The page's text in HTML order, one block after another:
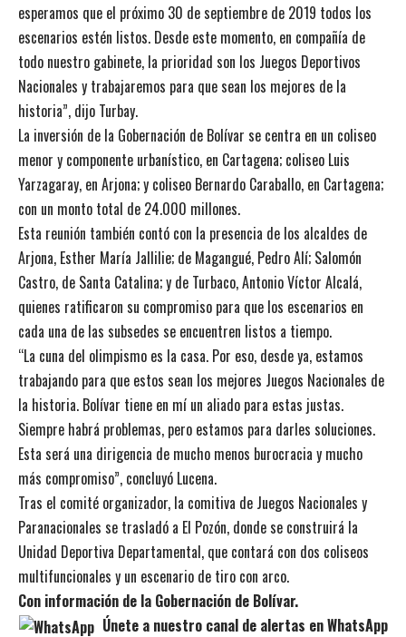
esperamos que el próximo 30 de septiembre de 2019 todos los
escenarios estén listos. Desde este momento, en compañía de
todo nuestro gabinete, la prioridad son los Juegos Deportivos
Nacionales y trabajaremos para que sean los mejores de la
historia”, dijo Turbay.
La inversión de la Gobernación de Bolívar se centra en un coliseo
menor y componente urbanístico, en Cartagena; coliseo Luis
Yarzagaray, en Arjona; y coliseo Bernardo Caraballo, en Cartagena;
con un monto total de 24.000 millones.
Esta reunión también contó con la presencia de los alcaldes de
Arjona, Esther María Jallilie; de Magangué, Pedro Alí; Salomón
Castro, de Santa Catalina; y de Turbaco, Antonio Víctor Alcalá,
quienes ratificaron su compromiso para que los escenarios en
cada una de las subsedes se encuentren listos a tiempo.
“La cuna del olimpismo es la casa. Por eso, desde ya, estamos
trabajando para que estos sean los mejores Juegos Nacionales de
la historia. Bolívar tiene en mí un aliado para estas justas.
Siempre habrá problemas, pero estamos para darles soluciones.
Esta será una dirigencia de mucho menos burocracia y mucho
más compromiso”, concluyó Lucena.
Tras el comité organizador, la comitiva de Juegos Nacionales y
Paranacionales se trasladó a El Pozón, donde se construirá la
Unidad Deportiva Departamental, que contará con dos coliseos
multifuncionales y un escenario de tiro con arco.
Con información de la Gobernación de Bolívar.
Únete a nuestro canal de alertas en WhatsApp